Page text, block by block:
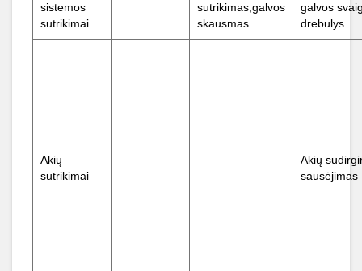
sistemos
sutrikimai
sutrikimas,galvos
skausmas
galvos
drebulys
Akių
sutrikimai
Akių
sausėjimas